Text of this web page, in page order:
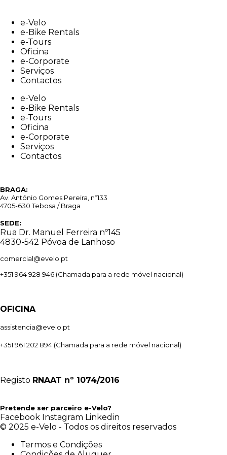
contente-Velo
e-Bike Rentals
e-Tours
Oficina
e-Corporate
Serviços
Contactos
e-Velo
e-Bike Rentals
e-Tours
Oficina
e-Corporate
Serviços
Contactos
BRAGA:
Av. António Gomes Pereira, nº133
4705-630 Tebosa / Braga
SEDE:
Rua Dr. Manuel Ferreira nº145
4830-542 Póvoa de Lanhoso
comercial@evelo.pt
+351 964 928 946 (Chamada para a rede móvel nacional)
OFICINA
assistencia@evelo.pt
+351 961 202 894 (Chamada para a rede móvel nacional)
Registo RNAAT nº 1074/2016
Pretende ser parceiro e-Velo?
Facebook Instagram Linkedin
© 2025 e-Velo - Todos os direitos reservados
Termos e Condições